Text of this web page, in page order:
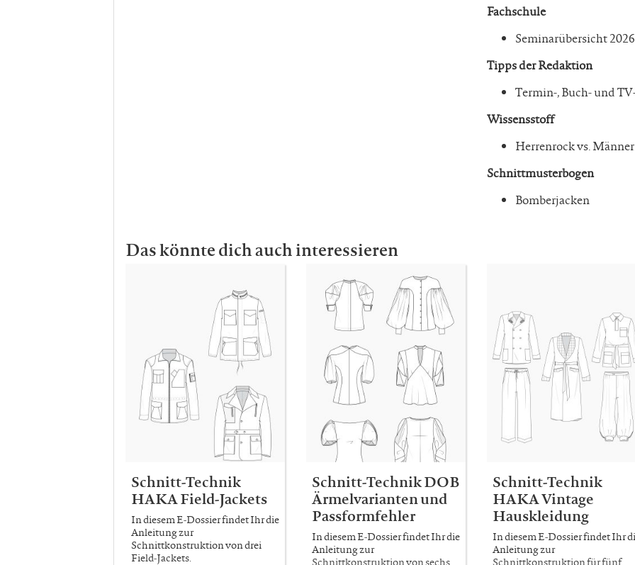
Fachschule
Seminarübersicht 2026
Tipps der Redaktion
Termin-, Buch- und
Wissensstoff
Herrenrock vs.
Schnittmusterbogen
Bomberjacken
Das könnte dich auch interessieren
Schnitt-Technik
HAKA Field-Jackets
In diesem E-Dossier findet Ihr die
Anleitung zur
Schnittkonstruktion von drei
Field-Jackets.
Schnitt-Technik DOB
Ärmelvarianten und
Passformfehler
In diesem E-Dossier findet Ihr die
Anleitung zur
Schnittkonstruktion von sechs
Schnitt-Technik
HAKA Vintage
Hauskleidung
In diesem E-Dossier findet Ihr
Anleitung zur
Schnittkonstruktion für fünf